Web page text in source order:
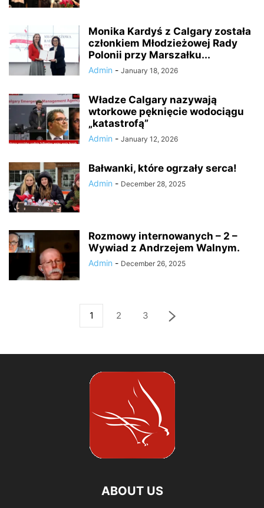
Monika Kardyś z Calgary została
członkiem Młodzieżowej Rady
Polonii przy Marszałku...
Admin - January 18, 2026
Władze Calgary nazywają
wtorkowe pęknięcie wodociągu
„katastrofą”
Admin - January 12, 2026
Bałwanki, które ogrzały serca!
Admin - December 28, 2025
Rozmowy internowanych – 2 –
Wywiad z Andrzejem Walnym.
Admin - December 26, 2025
1 2 3
ABOUT US